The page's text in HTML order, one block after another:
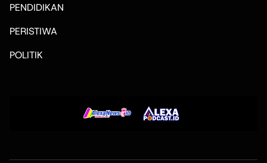
PENDIDIKAN
PERISTIWA
POLITIK